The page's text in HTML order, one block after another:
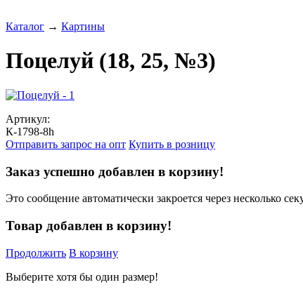
Каталог → Картины
Поцелуй (18, 25, №3)
Артикул:
К-1798-8h
Отправить запрос на опт Купить в розницу
Заказ успешно добавлен в корзину!
Это сообщение автоматически закроется через несколько
Товар добавлен в корзину!
Продолжить В корзину
Выберите хотя бы один размер!